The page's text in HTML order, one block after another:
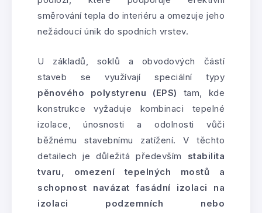
směrování tepla do interiéru a omezuje jeho
nežádoucí únik do spodních vrstev.
U základů, soklů a obvodových částí
staveb se využívají speciální typy
pěnového polystyrenu (EPS) tam, kde
konstrukce vyžaduje kombinaci tepelné
izolace, únosnosti a odolnosti vůči
běžnému stavebnímu zatížení. V těchto
detailech je důležitá především stabilita
tvaru, omezení tepelných mostů a
schopnost navázat fasádní izolaci na
izolaci podzemních nebo